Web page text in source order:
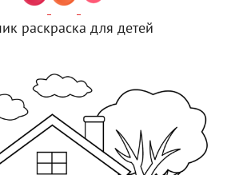
раскраска для детей